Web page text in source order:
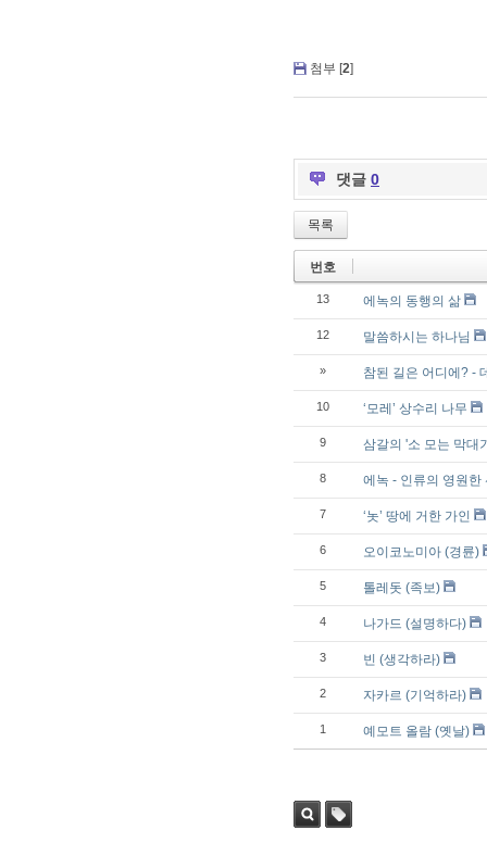
첨부 [2]
댓글 0
목록
번호
13 에녹의 동행의 삶
12 말씀하시는 하나님
» 참된 길은 어디에? -
10 ‘모레’ 상수리 나무
9 삼갈의 '소 모는 막대
8 에녹 - 인류의 영원한
7 ‘놋’ 땅에 거한 가인
6 오이코노미아 (경륜)
5 톨레돗 (족보)
4 나가드 (설명하다)
3 빈 (생각하라)
2 자카르 (기억하라)
1 예모트 올람 (옛날)